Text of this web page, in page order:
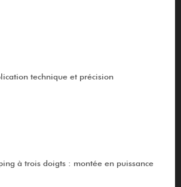
technique et précision
à trois doigts : montée en puissance